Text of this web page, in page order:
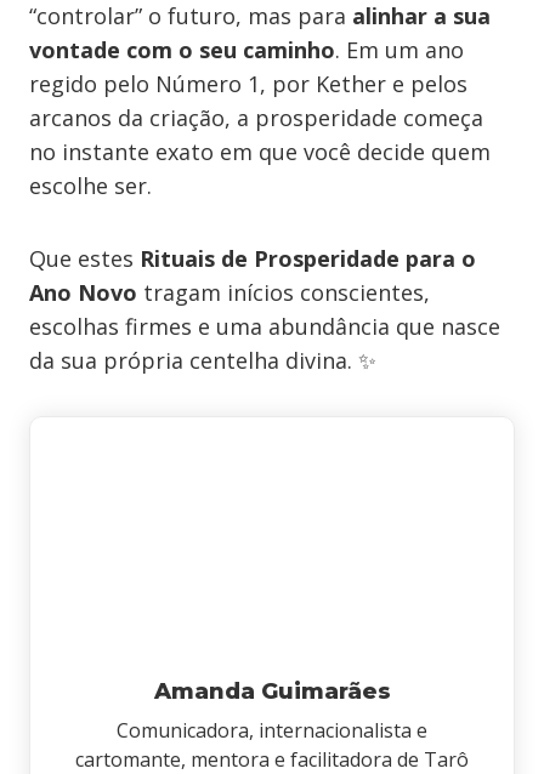
“controlar” o futuro, mas para alinhar a sua
vontade com o seu caminho. Em um ano
regido pelo Número 1, por Kether e pelos
arcanos da criação, a prosperidade começa
no instante exato em que você decide quem
escolhe ser.
Que estes Rituais de Prosperidade para o
Ano Novo tragam inícios conscientes,
escolhas firmes e uma abundância que nasce
da sua própria centelha divina. ✨
Amanda Guimarães
Comunicadora, internacionalista e
cartomante, mentora e facilitadora de Tarô